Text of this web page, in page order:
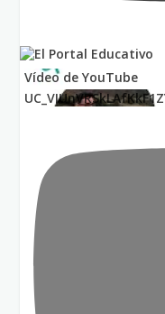
Vídeo de YouTube